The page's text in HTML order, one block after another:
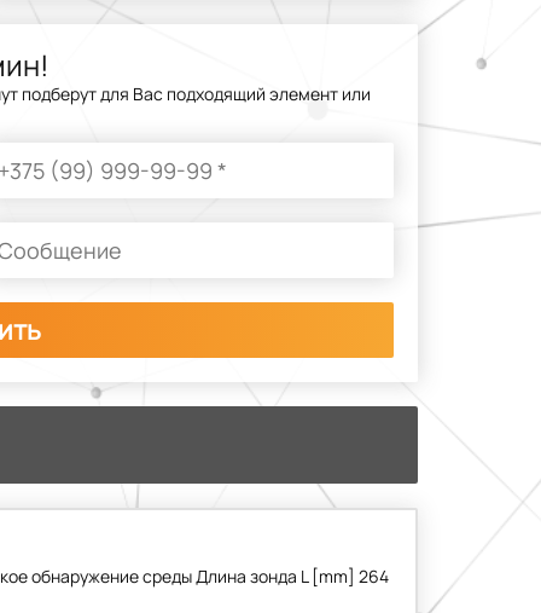
подберут для Вас подходящий элемент или
обнаружение среды Длина зонда L [mm] 264